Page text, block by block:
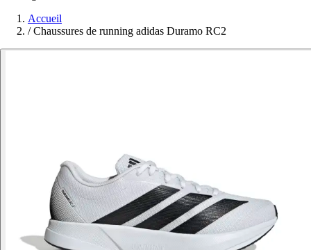
Accueil
/ Chaussures de running adidas Duramo RC2